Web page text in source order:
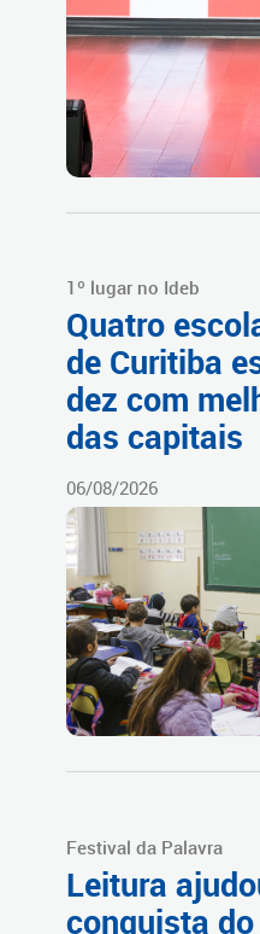
1º lugar no Ideb
Quatro
de Curitiba
dez com
das capitais
06/08/2026
Festival da Palavra
Leitura
conquista